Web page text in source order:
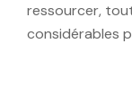
ressourcer,
considérables